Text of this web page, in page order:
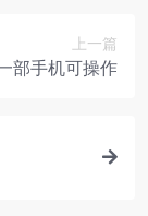
上一篇
部手机可操作